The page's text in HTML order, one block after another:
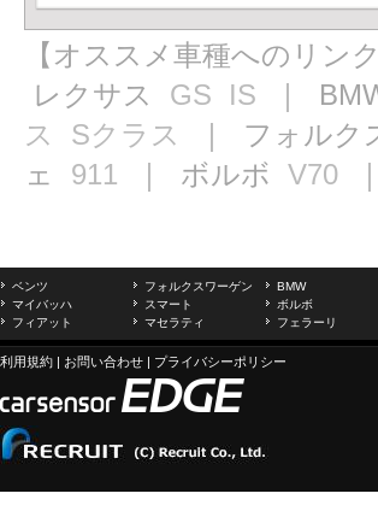
【オススメ車種へのリンク
レクサス GS IS ｜
ス
Sクラス ｜ フォルク
ェ 911 ｜ ボルボ V70
ベンツ フォルクスワーゲン BMW
マイバッハ
スマート ボルボ
フィアット
マセラティ フェラーリ
利用規約 | お問い合わせ | プライバシーポリシー